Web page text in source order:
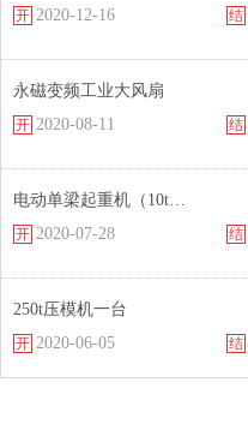
开 2020-12-16 结
永磁变频工业大风扇
开 2020-08-11 结
电动单梁起重机（10t…
开 2020-07-28 结
250t压模机一台
开 2020-06-05 结